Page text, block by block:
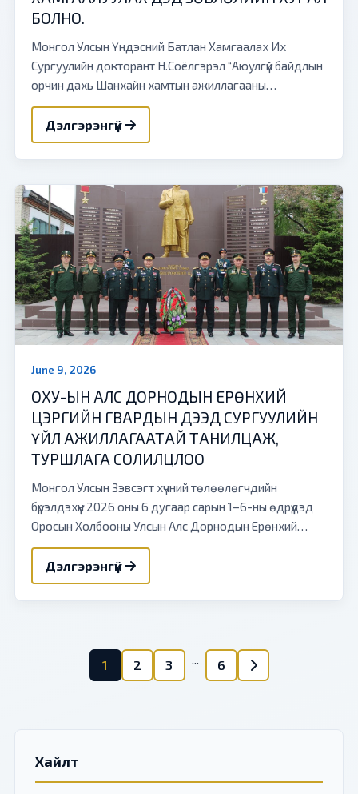
БОЛНО.
Монгол Улсын Үндэсний Батлан Хамгаалах Их
Сургуулийн докторант Н.Соёлгэрэл “Аюулгүй байдлын
орчин дахь Шанхайн хамтын ажиллагааны
байгууллагын төлөвшил, Монгол Улсын оролцоо”
сэдвээр Доктор (Ph.D)-ын ...
Дэлгэрэнгүй
June 9, 2026
ОХУ-ЫН АЛС ДОРНОДЫН ЕРӨНХИЙ
ЦЭРГИЙН ГВАРДЫН ДЭЭД СУРГУУЛИЙН
ҮЙЛ АЖИЛЛАГААТАЙ ТАНИЛЦАЖ,
ТУРШЛАГА СОЛИЛЦЛОО
Монгол Улсын Зэвсэгт хүчний төлөөлөгчдийн
бүрэлдэхүүн 2026 оны 6 дугаар сарын 1–6-ны өдрүүдэд
Оросын Холбооны Улсын Алс Дорнодын Ерөнхий
цэргийн гвардын дээд сургуульд ажиллаж, тус
сургуулийн сургалт,...
Дэлгэрэнгүй
1 2 3 ... 6
Хайлт